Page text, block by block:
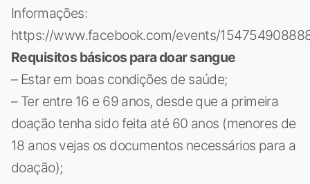
Informações:
https://www.facebook.com/events/
Requisitos básicos para doar sangue
– Estar em boas condições de saúde;
– Ter entre 16 e 69 anos, desde que a primeira
doação tenha sido feita até 60 anos (menores de
18 anos vejas os documentos necessários para a
doação);